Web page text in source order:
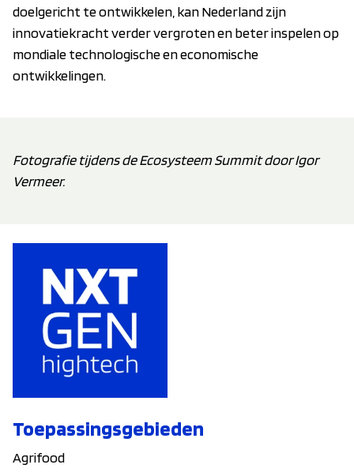
doelgericht te ontwikkelen, kan Nederland zijn
innovatiekracht verder vergroten en beter inspelen op
mondiale technologische en economische
ontwikkelingen.
Fotografie tijdens de Ecosysteem Summit door Igor
Vermeer.
Toepassingsgebieden
Agrifood